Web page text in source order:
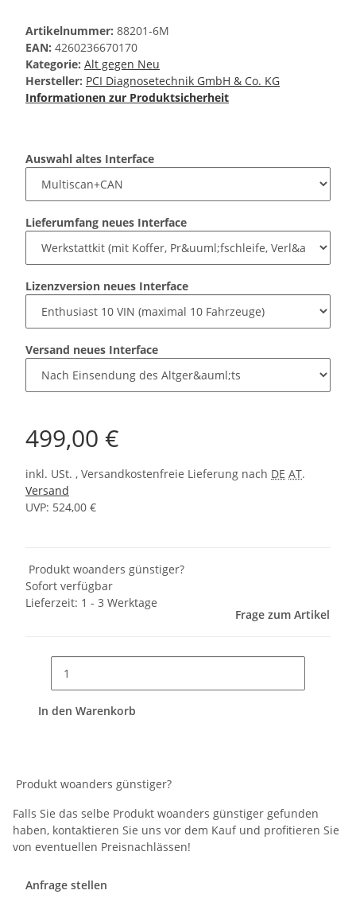
Artikelnummer: 88201-6M
EAN: 4260236670170
Kategorie: Alt gegen Neu
Hersteller: PCI Diagnosetechnik GmbH & Co. KG
Informationen zur Produktsicherheit
Auswahl altes Interface
Lieferumfang neues Interface
Lizenzversion neues Interface
Versand neues Interface
499,00 €
inkl. USt. , Versandkostenfreie Lieferung nach DE AT.
Versand
UVP: 524,00 €
Produkt woanders günstiger?
Sofort verfügbar
Lieferzeit: 1 - 3 Werktage
Frage zum Artikel
In den Warenkorb
Produkt woanders günstiger?
Falls Sie das selbe Produkt woanders günstiger gefunden
haben, kontaktieren Sie uns vor dem Kauf und profitieren Sie
von eventuellen Preisnachlässen!
Anfrage stellen